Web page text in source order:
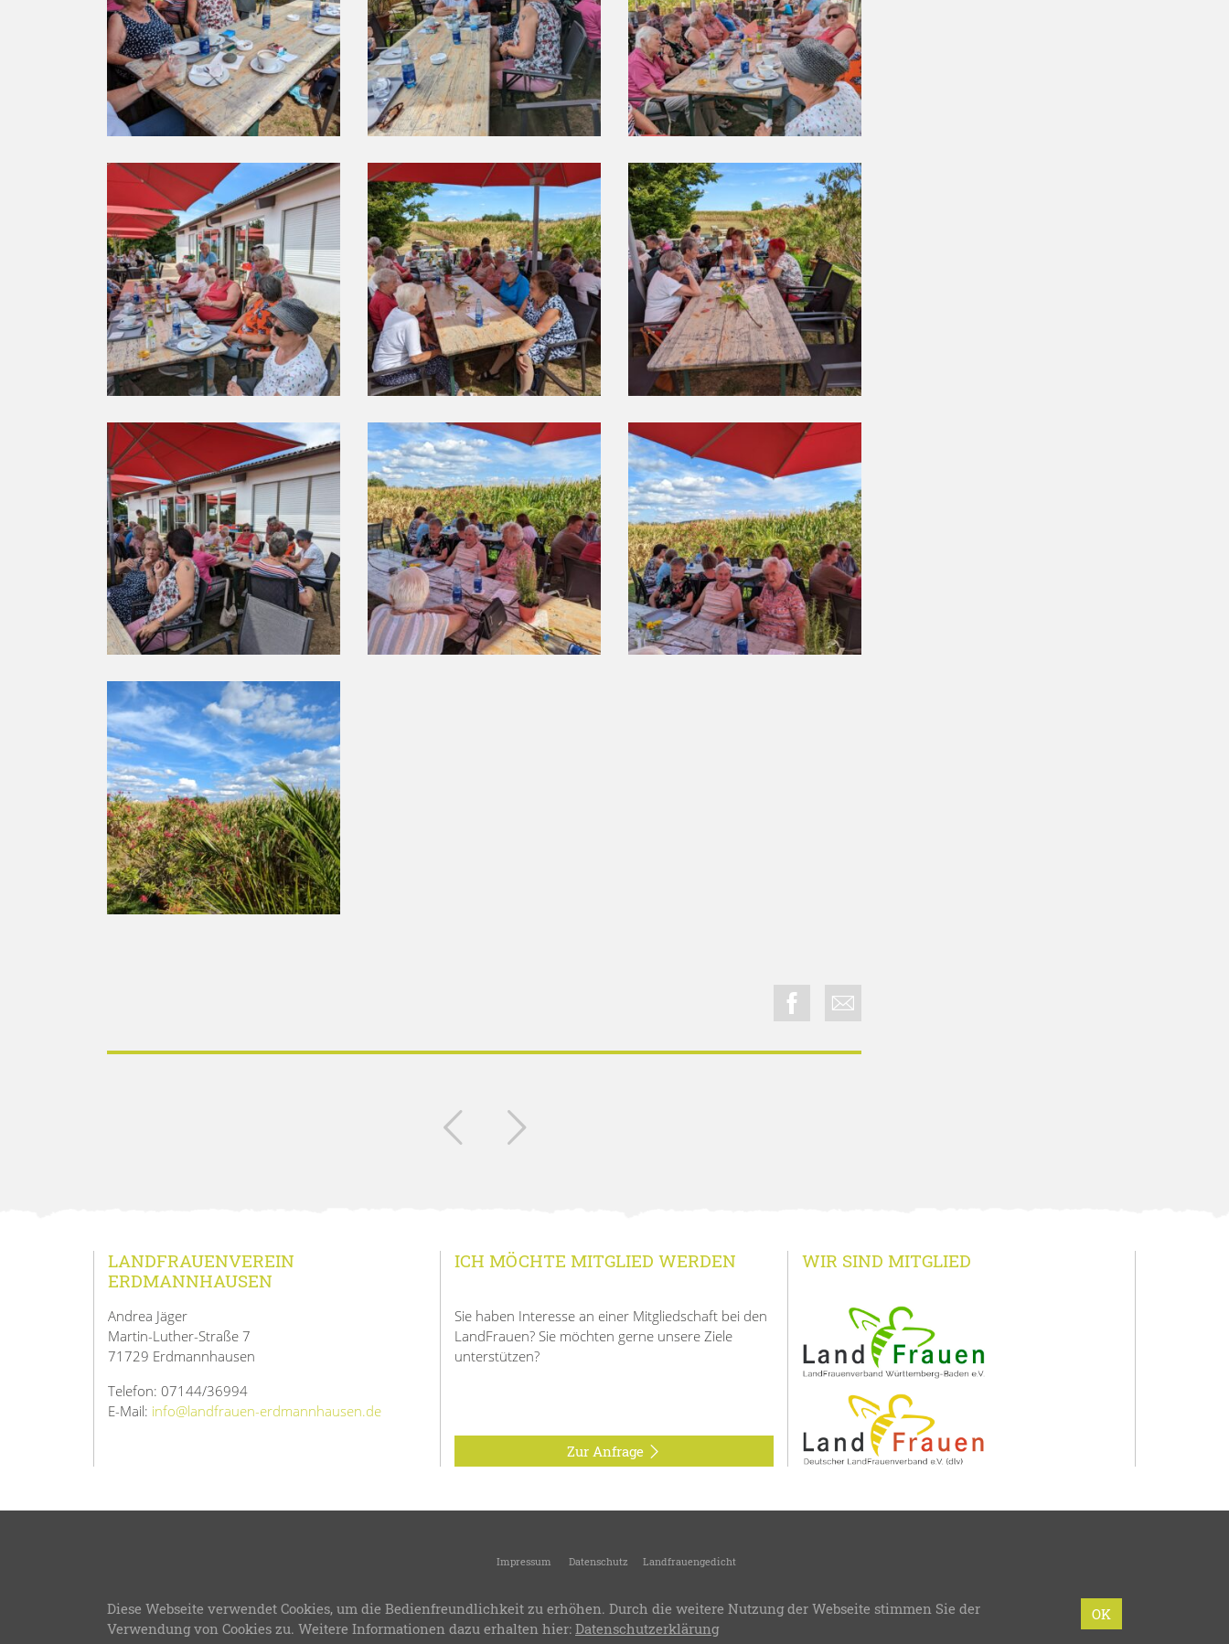
LANDFRAUENVEREIN
ERDMANNHAUSEN
Andrea Jäger
Martin-Luther-Straße 7
71729 Erdmannhausen
Telefon: 07144/36994
E-Mail: info@landfrauen-erdmannhausen.de
ICH MÖCHTE MITGLIED WERDEN
Sie haben Interesse an einer Mitgliedschaft bei den
LandFrauen? Sie möchten gerne unsere Ziele
unterstützen?
Zur Anfrage
WIR SIND MITGLIED
Impressum Datenschutz
Landfrauengedicht
LFWB Theme Version 3.8-Bereitstellung:LandFrauenverband Württemberg-Baden e.V.-Design & Programmierung:bzweic GmbH OK
Diese Webseite verwendet Cookies, um die Bedienfreundlichkeit zu erhöhen. Durch die weitere Nutzung der Webseite stimmen Sie der
Verwendung von Cookies zu. Weitere Informationen dazu erhalten hier: Datenschutzerklärung